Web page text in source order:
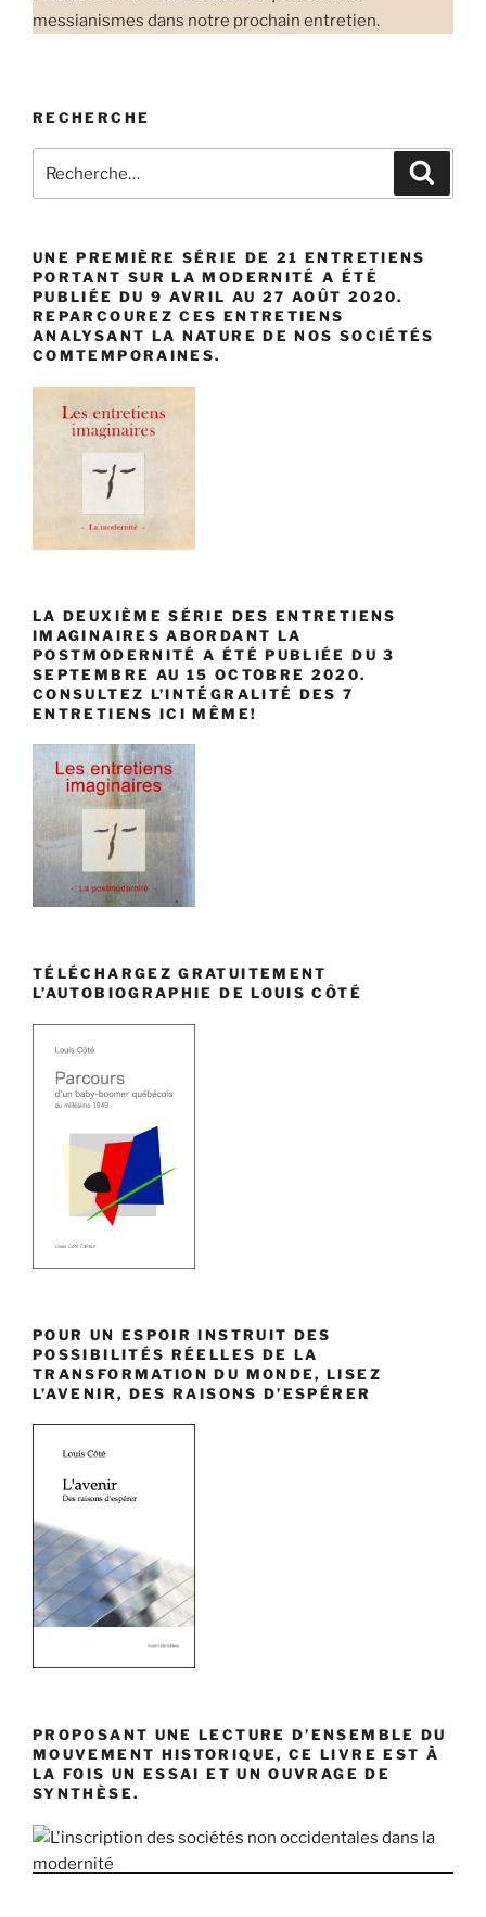
messianismes dans notre prochain entretien.
RECHERCHE
pour
UNE PREMIÈRE SÉRIE DE 21 ENTRETIENS
PORTANT SUR LA MODERNITÉ A ÉTÉ
PUBLIÉE DU 9 AVRIL AU 27 AOÛT 2020.
REPARCOUREZ CES ENTRETIENS
ANALYSANT LA NATURE DE NOS SOCIÉTÉS
COMTEMPORAINES.
LA DEUXIÈME SÉRIE DES ENTRETIENS
IMAGINAIRES ABORDANT LA
POSTMODERNITÉ A ÉTÉ PUBLIÉE DU 3
SEPTEMBRE AU 15 OCTOBRE 2020.
CONSULTEZ L’INTÉGRALITÉ DES 7
ENTRETIENS ICI MÊME!
TÉLÉCHARGEZ GRATUITEMENT
L’AUTOBIOGRAPHIE DE LOUIS CÔTÉ
POUR UN ESPOIR INSTRUIT DES
POSSIBILITÉS RÉELLES DE LA
TRANSFORMATION DU MONDE, LISEZ
L’AVENIR, DES RAISONS D’ESPÉRER
PROPOSANT UNE LECTURE D’ENSEMBLE DU
MOUVEMENT HISTORIQUE, CE LIVRE EST À
LA FOIS UN ESSAI ET UN OUVRAGE DE
SYNTHÈSE.